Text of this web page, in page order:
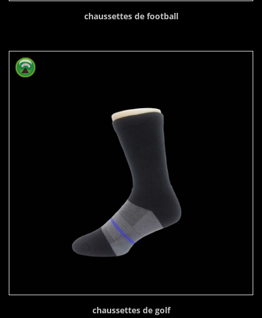
chaussettes de football
chaussettes de golf